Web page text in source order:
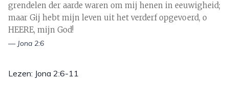
grendelen der aarde waren om mij henen in eeuwigheid;
maar Gij hebt mijn leven uit het verderf opgevoerd, o
HEERE, mijn God!
— Jona 2:6
Lezen: Jona 2:6-11